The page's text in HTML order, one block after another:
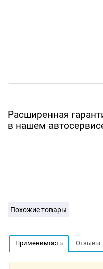
Расширенная
в нашем
Похожие товары
Применимость Отзывы